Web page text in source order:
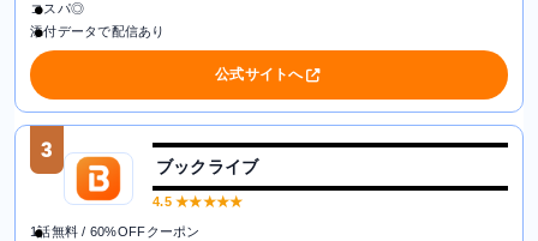
コスパ◎
添付データで配信あり
公式サイトへ
3
ブックライブ
4.5★★★★★
1話無料 / 60%OFFクーポン